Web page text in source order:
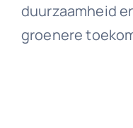
duurzaamheid
groenere